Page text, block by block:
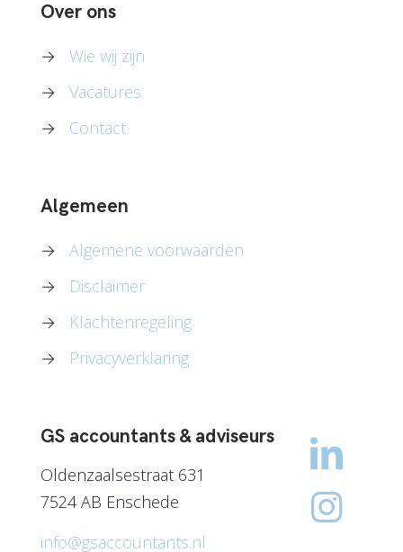
Over ons
→
Wie wij zijn
→
Vacatures
→
Contact
Algemeen
→
Algemene voorwaarden
→
Disclaimer
→
Klachtenregeling
→
Privacyverklaring
GS accountants & adviseurs
Oldenzaalsestraat 631
7524 AB Enschede
info@gsaccountants.nl